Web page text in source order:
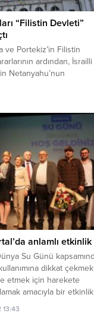
“Filistin Devleti”
ve Portekiz’in Filistin
ardından, İsrailli
Netanyahu’nun
“diplomatik
internet sitesinden Nir
yalnızlığını
Yedioth Ahronoth
Filistin
anlamlı etkinlik
Su Günü
dikkat
etmek için harekete
amacıyla bir etkinlik
Koruma ve Kontrol
etkinlikte, Doğu